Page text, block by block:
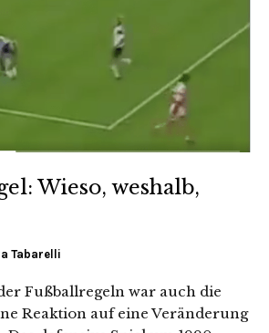
Wieso, weshalb,
Tabarelli
Fußballregeln war auch die
Reaktion auf eine Veränderung